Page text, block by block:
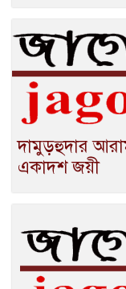
দামুড়হুদার
একাদশ জয়ী